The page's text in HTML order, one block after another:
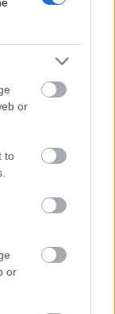
or
to
or
stilling